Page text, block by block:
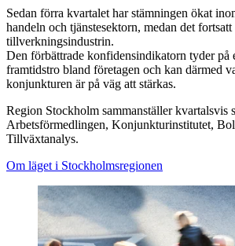
Sedan förra kvartalet har stämningen ökat
handeln och tjänstesektorn, medan det
tillverkningsindustrin.
Den förbättrade konfidensindikatorn tyder på
framtidstro bland företagen och kan därmed
konjunkturen är på väg att stärkas.
Region Stockholm sammanställer kvartalsvis
Arbetsförmedlingen, Konjunkturinstitutet,
Tillväxtanalys.
Om läget i Stockholmsregionen